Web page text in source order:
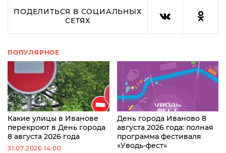
ПОДЕЛИТЬСЯ В СОЦИАЛЬНЫХ
СЕТЯХ
ПОПУЛЯРНОЕ
Какие улицы в Иванове
перекроют в День города
8 августа 2026 года
31.07.2026 14:00
День города Иваново 8
августа 2026 года: полная
программа фестиваля
«Уводь-фест»